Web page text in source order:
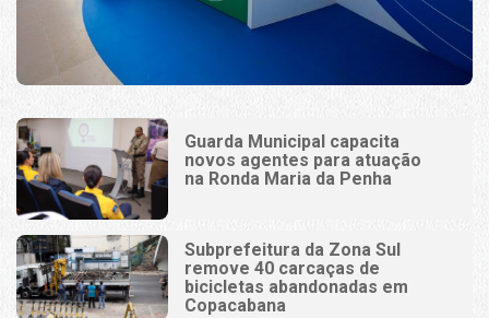
Guarda Municipal capacita
novos agentes para atuação
na Ronda Maria da Penha
Subprefeitura da Zona Sul
remove 40 carcaças de
bicicletas abandonadas em
Copacabana